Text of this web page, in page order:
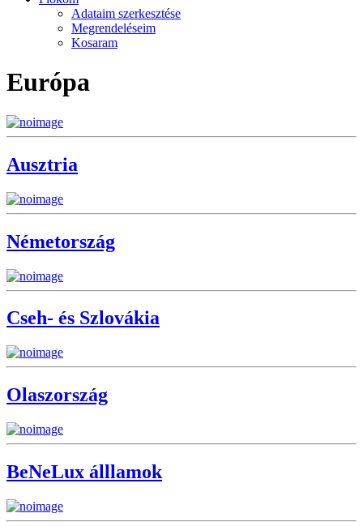
Adataim szerkesztése
Megrendeléseim
Kosaram
Európa
Ausztria
Németország
Cseh- és Szlovákia
Olaszország
BeNeLux álllamok